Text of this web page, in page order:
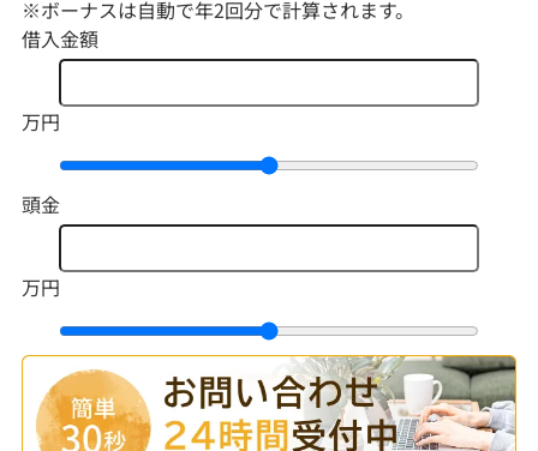
※ボーナスは自動で年2回分で計算されます。
借入金額
万円
頭金
万円